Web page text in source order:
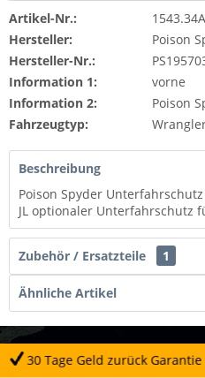
Artikel-Nr.:
1543.34A
Hersteller:
Poison
Hersteller-Nr.:
Information 1:
vorne
Information 2:
Poison
Fahrzeugtyp:
Beschreibung
Poison Spyder
JL optionaler Unterfahrschutz
Zubehör / Ersatzteile 1
Ähnliche Artikel